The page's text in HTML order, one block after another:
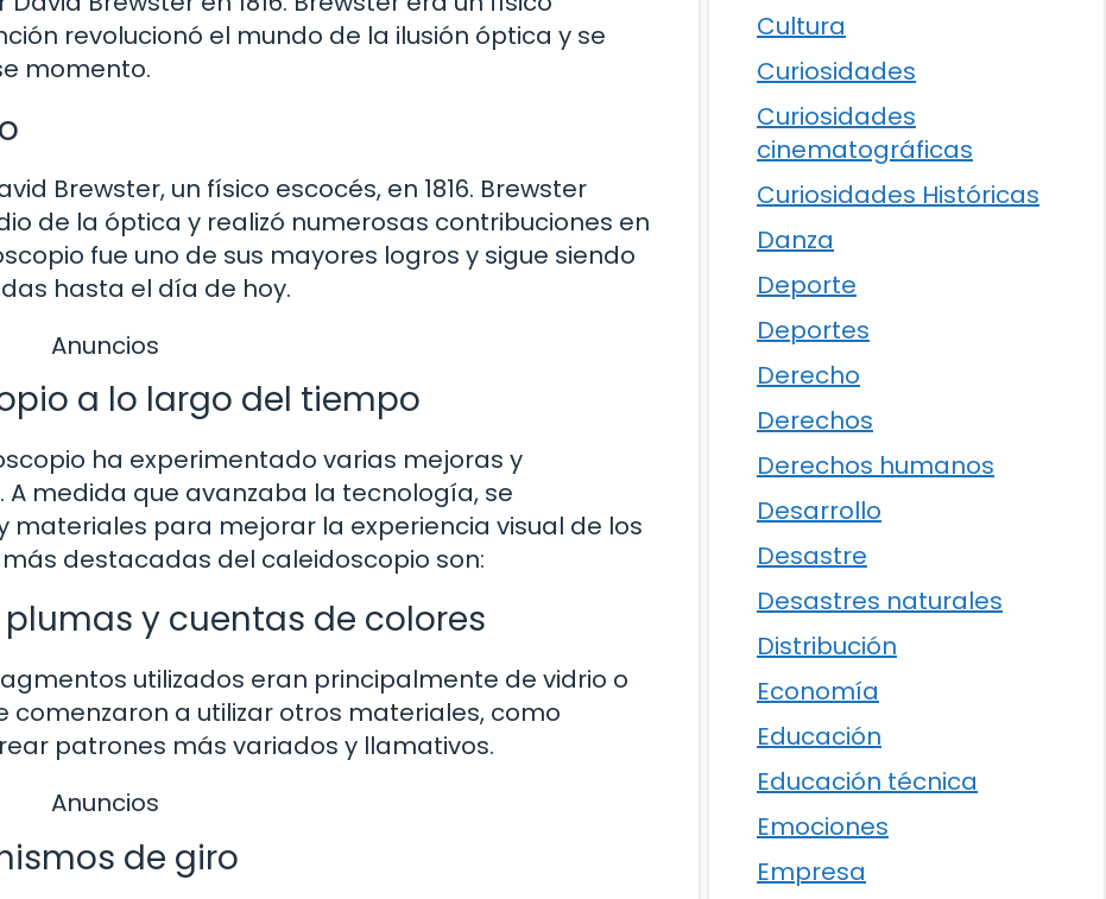
revolucionó el mundo de la ilusión óptica y se
momento.
Brewster, un físico escocés, en 1816. Brewster
de la óptica y realizó numerosas contribuciones en
fue uno de sus mayores logros y sigue siendo
hasta el día de hoy.
Anuncios
a lo largo del tiempo
ha experimentado varias mejoras y
medida que avanzaba la tecnología, se
para mejorar la experiencia visual de los
destacadas del caleidoscopio son:
y cuentas de colores
utilizados eran principalmente de vidrio o
comenzaron a utilizar otros materiales, como
patrones más variados y llamativos.
Anuncios
de giro
Cultura
Curiosidades
Curiosidades
cinematográficas
Curiosidades Históricas
Danza
Deporte
Deportes
Derecho
Derechos
Derechos humanos
Desarrollo
Desastre
Desastres naturales
Distribución
Economía
Educación
Educación técnica
Emociones
Empresa